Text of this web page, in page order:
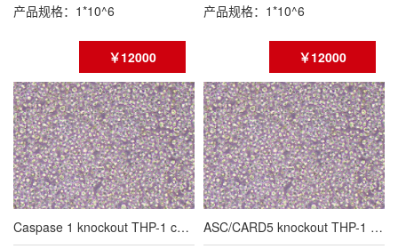
产品规格：1*10^6
￥12000
产品规格：1*10^6
￥12000
Caspase 1 knockout THP-1 cell line ASC/CARD5 knockout THP-1 cell line